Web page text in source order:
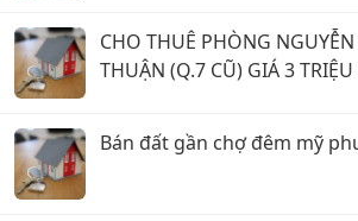
CHO THUÊ PHÒNG NGUYỄN
THUẬN (Q.7 CŨ) GIÁ 3
Bán đất gần chợ đêm mỹ